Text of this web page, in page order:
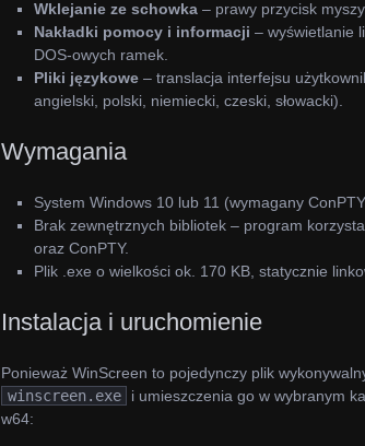
Wklejanie ze schowka – prawy przycisk
Nakładki pomocy i informacji – wyświetlanie
DOS-owych ramek.
Pliki językowe – translacja interfejsu
angielski, polski, niemiecki, czeski, słowacki).
Wymagania
System Windows 10 lub 11 (wymagany
Brak zewnętrznych bibliotek – program
oraz ConPTY.
Plik .exe o wielkości ok. 170 KB, statycznie
Instalacja i uruchomienie
Ponieważ WinScreen to pojedynczy plik
winscreen.exe
i umieszczenia go w wybranym
w64: